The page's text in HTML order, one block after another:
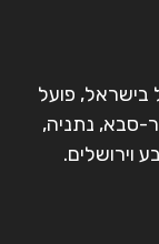
בישראל, פועל
סבא, נתניה,
וירושלים.